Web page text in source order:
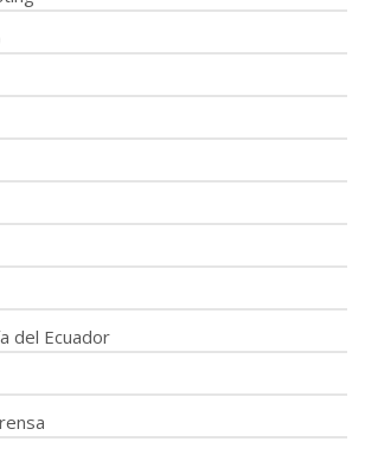
del Ecuador